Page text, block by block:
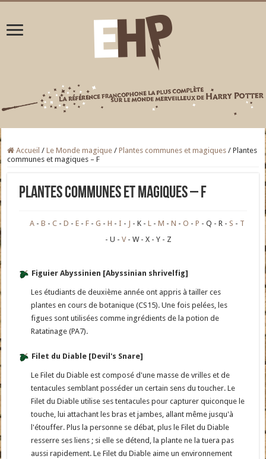
Accueil / Le Monde magique / Plantes communes et magiques / Plantes
communes et magiques – F
Plantes communes et magiques – F
A B C D E F G H I J K L M N O P Q R S
T
U
V W X Y Z
Figuier Abyssinien [Abyssinian shrivelfig]
Les étudiants de deuxième année ont appris à tailler ces
plantes en cours de botanique (CS15). Une fois pelées, les
figues sont utilisées comme ingrédients de la potion de
Ratatinage (PA7).
Filet du Diable [Devil's Snare]
Le Filet du Diable est composé d'une masse de vrilles et de
tentacules semblant posséder un certain sens du toucher. Le
Filet du Diable utilise ses tentacules pour capturer quiconque le
touche, lui attachant les bras et jambes, allant même jusqu'à
l'étouffer. Plus la personne se débat, plus le Filet du Diable
resserre ses liens ; si elle se détend, la plante ne la tuera pas
aussi rapidement. Le Filet du Diable aime un environnement